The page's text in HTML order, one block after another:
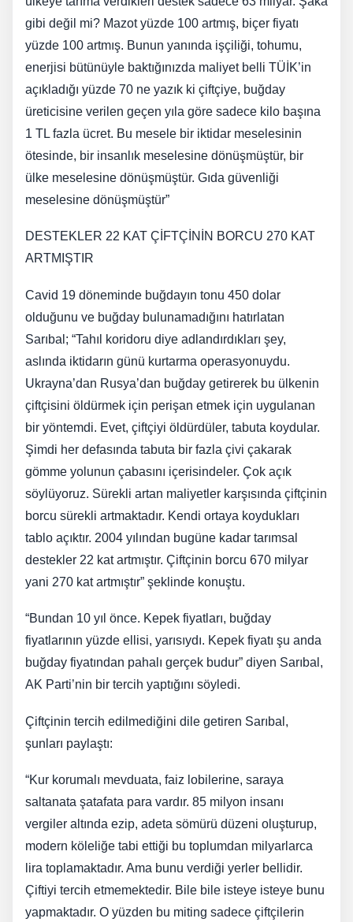
gibi değil mi? Mazot yüzde 100 artmış, biçer fiyatı
yüzde 100 artmış. Bunun yanında işçiliği, tohumu,
enerjisi bütünüyle baktığınızda maliyet belli TÜİK’in
açıkladığı yüzde 70 ne yazık ki çiftçiye, buğday
üreticisine verilen geçen yıla göre sadece kilo başına
1 TL fazla ücret. Bu mesele bir iktidar meselesinin
ötesinde, bir insanlık meselesine dönüşmüştür, bir
ülke meselesine dönüşmüştür. Gıda güvenliği
meselesine dönüşmüştür”
DESTEKLER 22 KAT ÇİFTÇİNİN BORCU 270 KAT
ARTMIŞTIR
Cavid 19 döneminde buğdayın tonu 450 dolar
olduğunu ve buğday bulunamadığını hatırlatan
Sarıbal; “Tahıl koridoru diye adlandırdıkları şey,
aslında iktidarın günü kurtarma operasyonuydu.
Ukrayna’dan Rusya’dan buğday getirerek bu ülkenin
çiftçisini öldürmek için perişan etmek için uygulanan
bir yöntemdi. Evet, çiftçiyi öldürdüler, tabuta koydular.
Şimdi her defasında tabuta bir fazla çivi çakarak
gömme yolunun çabasını içerisindeler. Çok açık
söylüyoruz. Sürekli artan maliyetler karşısında çiftçinin
borcu sürekli artmaktadır. Kendi ortaya koydukları
tablo açıktır. 2004 yılından bugüne kadar tarımsal
destekler 22 kat artmıştır. Çiftçinin borcu 670 milyar
yani 270 kat artmıştır” şeklinde konuştu.
“Bundan 10 yıl önce. Kepek fiyatları, buğday
fiyatlarının yüzde ellisi, yarısıydı. Kepek fiyatı şu anda
buğday fiyatından pahalı gerçek budur” diyen Sarıbal,
AK Parti’nin bir tercih yaptığını söyledi.
Çiftçinin tercih edilmediğini dile getiren Sarıbal,
şunları paylaştı:
“Kur korumalı mevduata, faiz lobilerine, saraya
saltanata şatafata para vardır. 85 milyon insanı
vergiler altında ezip, adeta sömürü düzeni oluşturup,
modern köleliğe tabi ettiği bu toplumdan milyarlarca
lira toplamaktadır. Ama bunu verdiği yerler bellidir.
Çiftiyi tercih etmemektedir. Bile bile isteye isteye bunu
yapmaktadır. O yüzden bu miting sadece çiftçilerin